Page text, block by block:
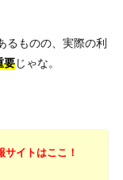
るものの、実際の利
要じゃな。
イトはここ！